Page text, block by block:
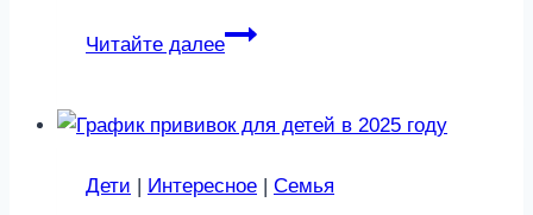
Читайте далее
Кровь
у
Дети
Интересное Семья